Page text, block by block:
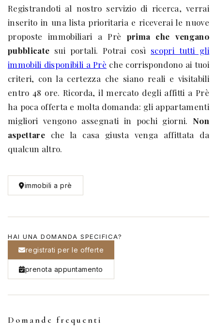
Registrandoti al nostro servizio di ricerca, verrai
inserito in una lista prioritaria e riceverai le nuove
proposte immobiliari a Prè prima che vengano
pubblicate sui portali. Potrai così scopri tutti gli
immobili disponibili a Prè che corrispondono ai tuoi
criteri, con la certezza che siano reali e visitabili
entro 48 ore. Ricorda, il mercato degli affitti a Prè
ha poca offerta e molta domanda: gli appartamenti
migliori vengono assegnati in pochi giorni. Non
aspettareche la casa giusta venga affittata da
qualcun altro.
immobili a prè
HAI UNA DOMANDA SPECIFICA?
registrati per le offerte
prenota appuntamento
Domande frequenti